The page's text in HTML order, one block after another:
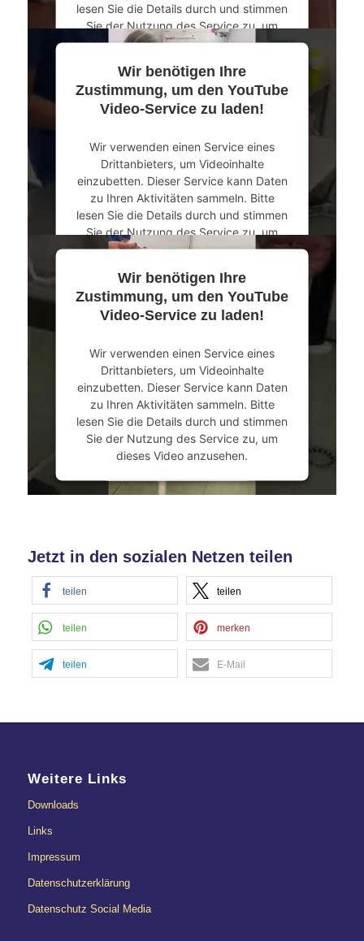
lesen Sie die Details durch und stimmen
Sie der Nutzung des Service zu, um
dieses Video anzusehen.
Mehr Informationen
powered byUsercentrics Consent
Management Platform&eRecht24
Wir benötigen Ihre
Zustimmung, um den YouTube
Video-Service zu laden!
Wir verwenden einen Service eines
Drittanbieters, um Videoinhalte
einzubetten. Dieser Service kann Daten
zu Ihren Aktivitäten sammeln. Bitte
lesen Sie die Details durch und stimmen
Sie der Nutzung des Service zu, um
dieses Video anzusehen.
Mehr Informationen
powered byUsercentrics Consent
Management Platform&eRecht24
Wir benötigen Ihre
Zustimmung, um den YouTube
Video-Service zu laden!
Wir verwenden einen Service eines
Drittanbieters, um Videoinhalte
einzubetten. Dieser Service kann Daten
zu Ihren Aktivitäten sammeln. Bitte
lesen Sie die Details durch und stimmen
Sie der Nutzung des Service zu, um
dieses Video anzusehen.
Mehr Informationen
powered byUsercentrics Consent
Management Platform
Jetzt in den sozialen Netzen teilen
teilen teilen
teilen merken
teilen E-Mail
Weitere Links
Downloads
Links
Impressum
Datenschutzerklärung
Datenschutz Social Media